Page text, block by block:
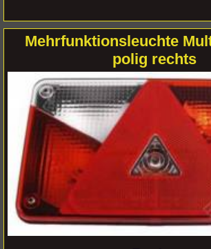
Mehrfunktionsleuchte
polig rechts